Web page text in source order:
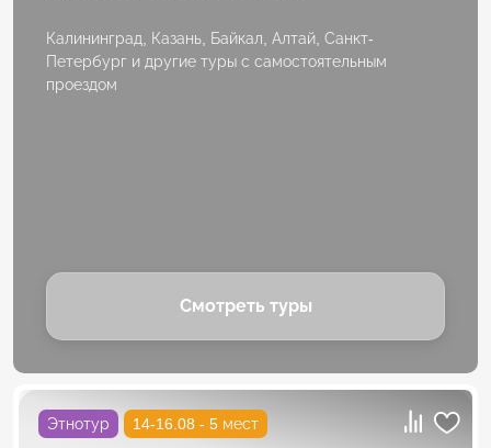
Калининград, Казань, Байкал, Алтай, Санкт-
Петербург и другие туры с самостоятельным
проездом
Смотреть туры
Этнотур 14-16.08 - 5 мест